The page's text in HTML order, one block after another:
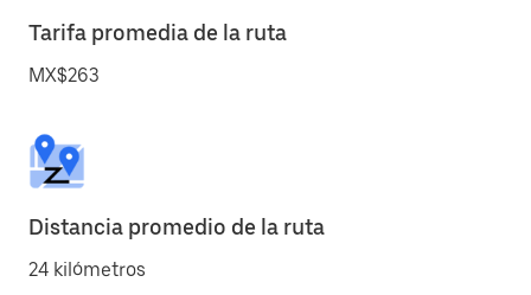
Tarifa promedia de la ruta
MX$263
Distancia promedio de la ruta
24 kilómetros